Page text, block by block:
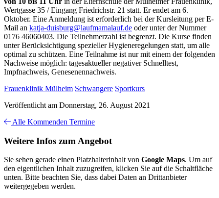
Wertgasse 35 / Eingang Friedrichstr. 21 statt. Er endet am 6.
Oktober. Eine Anmeldung ist erforderlich bei der Kursleitung per E-
Mail an katja-duisburg@laufmamalauf.de oder unter der Nummer
0176 46060403. Die Teilnehmerzahl ist begrenzt. Die Kurse finden
unter Berücksichtigung spezieller Hygieneregelungen statt, um alle
optimal zu schützen. Eine Teilnahme ist nur mit einem der folgenden
Nachweise möglich: tagesaktueller negativer Schnelltest,
Impfnachweis, Genesenennachweis.
Frauenklinik Mülheim Schwangere Sportkurs
Veröffentlicht am Donnerstag, 26. August 2021
Alle Kommenden Termine
Weitere Infos zum Angebot
Sie sehen gerade einen Platzhalterinhalt von Google Maps. Um auf
den eigentlichen Inhalt zuzugreifen, klicken Sie auf die Schaltfläche
unten. Bitte beachten Sie, dass dabei Daten an Drittanbieter
weitergegeben werden.